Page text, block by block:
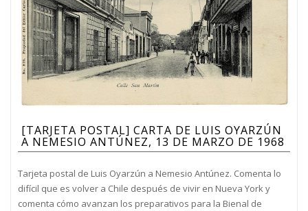
[TARJETA POSTAL] CARTA DE LUIS OYARZÚN
A NEMESIO ANTÚNEZ, 13 DE MARZO DE 1968
Tarjeta postal de Luis Oyarzún a Nemesio Antúnez. Comenta lo
difícil que es volver a Chile después de vivir en Nueva York y
comenta cómo avanzan los preparativos para la Bienal de